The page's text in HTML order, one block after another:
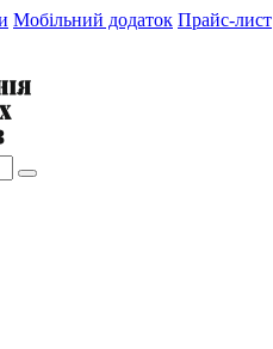
Мобільний додаток Прайс-лист